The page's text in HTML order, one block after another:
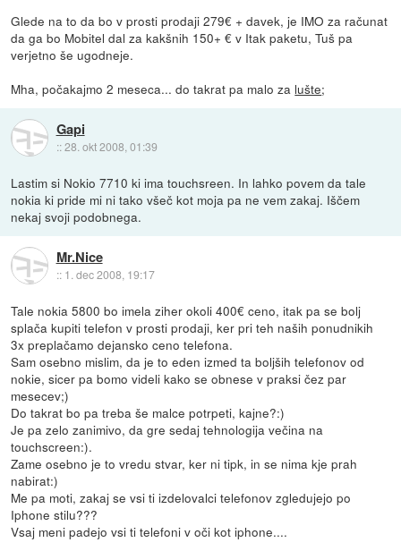
Glede na to da bo v prosti prodaji 279€ + davek, je IMO za računat
da ga bo Mobitel dal za kakšnih 150+ € v Itak paketu, Tuš pa
verjetno še ugodneje.
Mha, počakajmo 2 meseca... do takrat pa malo za lušte;
Gapi
::28. okt 2008, 01:39
Lastim si Nokio 7710 ki ima touchsreen. In lahko povem da tale
nokia ki pride mi ni tako všeč kot moja pa ne vem zakaj. Iščem
nekaj svoji podobnega.
Mr.Nice
:: 1. dec 2008, 19:17
Tale nokia 5800 bo imela ziher okoli 400€ ceno, itak pa se bolj
splača kupiti telefon v prosti prodaji, ker pri teh naših ponudnikih
3x preplačamo dejansko ceno telefona.
Sam osebno mislim, da je to eden izmed ta boljših telefonov od
nokie, sicer pa bomo videli kako se obnese v praksi čez par
mesecev;)
Do takrat bo pa treba še malce potrpeti, kajne?:)
Je pa zelo zanimivo, da gre sedaj tehnologija večina na
touchscreen:).
Zame osebno je to vredu stvar, ker ni tipk, in se nima kje prah
nabirat:)
Me pa moti, zakaj se vsi ti izdelovalci telefonov zgledujejo po
Iphone stilu???
Vsaj meni padejo vsi ti telefoni v oči kot iphone....